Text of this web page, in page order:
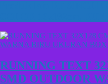
RUNNING TEXT
SMD OUTDOOR